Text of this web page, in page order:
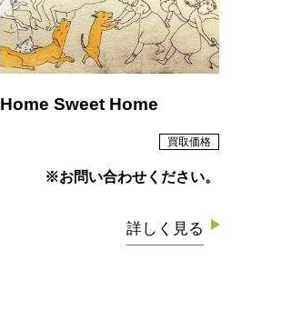
Home Sweet Home
買取価格
※お問い合わせください。
詳しく見る